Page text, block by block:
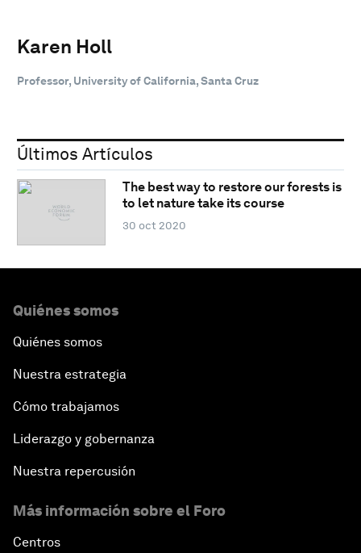
Karen Holl
Professor, University of California, Santa Cruz
Últimos Artículos
The best way to restore our forests is
to let nature take its course
30 oct 2020
Quiénes somos
Quiénes somos
Nuestra estrategia
Cómo trabajamos
Liderazgo y gobernanza
Nuestra repercusión
Más información sobre el Foro
Centros